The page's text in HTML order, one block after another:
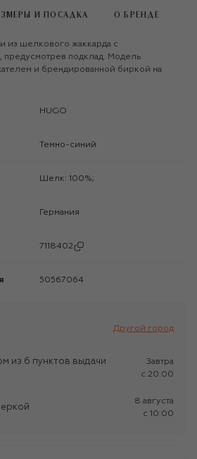
И ПОСАДКА О БРЕНДЕ
из шелкового жаккарда с
предусмотрев подклад. Модель
и брендированной биркой на
HUGO
Темно-синий
Шелк: 100%;
Германия
7118402
50567064
Другой город
из 6 пунктов выдачи
Завтра
c 20:00
8 августа
c 10:00